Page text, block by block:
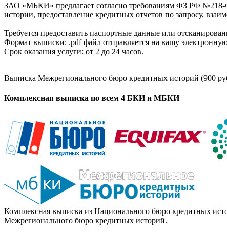
ЗАО «МБКИ» предлагает согласно требованиям ФЗ РФ
истории, предоставление кредитных отчетов по запросу,
Требуется предоставить паспортные данные или
Формат выписки: .pdf файл отправляется на вашу
Срок оказания услуги: от 2 до 24 часов.
Выписка Межрегионального бюро кредитных историй (900
Комплексная выписка по всем 4 БКИ и МБКИ
Комплексная выписка из Национального бюро кредитных
Межрегионального бюро кредитных историй.